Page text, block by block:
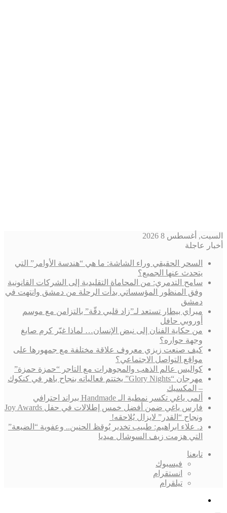
السبت, أغسطس 8 2026
أخبار عاجلة
السحر الحقيقي وراء الشاشة: ما هي “هندسة الأوامر” التي
يتحدث عنها الجميع؟
سامح التدمري: من المحاماة التقليدية إلى الشركات القانونية
وفق المنظور المؤسساتي بدأت الرحلة من دمشق وانتهت في
دمشق
ميراي بيطار تستعد لـ”زاد قلبي دقّة” بالتزامن مع موسم
أوروبي حافل
من حكاية الفنان إلى نبض الإنسان… لماذا غيّر كرم صايغ
وجهة حواره؟
كيف صنعت زيزي معروف علاقة مختلفة مع جمهورها على
مواقع التواصل الاجتماعي؟
كواليس عالم الذهب والمجوهرات مع التاجر “حمزة حمزة”
مهرجان “Glory Nights” يختتم فعالياته بنجاح باهر في كنكوك
– المكسيك
ألمى ياغي تكسر نمطية الـ Handmade ببراند احترافي
فارس ياغي ضمن أفضل خمس إطلالات في حفل Joy Awards
ونجاح “القدر” لايزال يُلاحقه!
د. علاء ابراهيم: طبيب تخدير يُوقظ الحنين.. وعفوية “الضيعة”
التي هزمت زيف السوشال ميديا
تابعنا
فيسبوك
انستقرام
تيلقرام